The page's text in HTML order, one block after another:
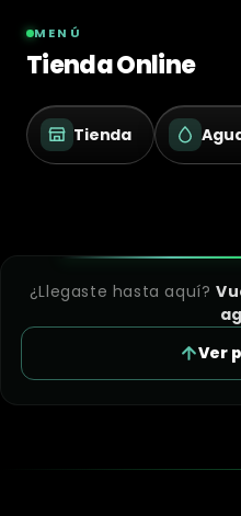
MENÚ
Tienda Online
Tienda
¿Llegaste hasta aquí?
Ver